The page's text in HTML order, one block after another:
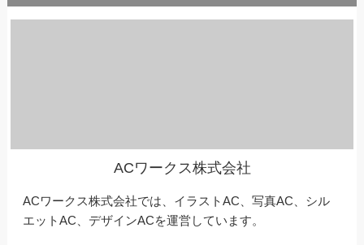
ACワークス株式会社
ACワークス株式会社では、イラストAC、写真AC、シル
エットAC、デザインACを運営しています。